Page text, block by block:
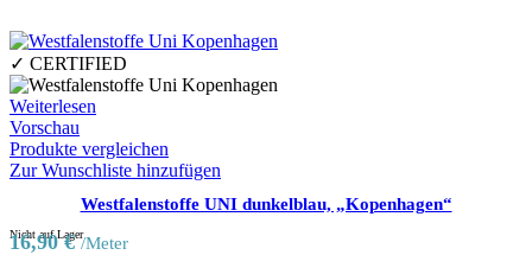
✓ CERTIFIED
Weiterlesen
Vorschau
Produkte vergleichen
Zur Wunschliste hinzufügen
Westfalenstoffe UNI dunkelblau, „Kopenhagen“
Nicht auf Lager
16,90€ /Meter